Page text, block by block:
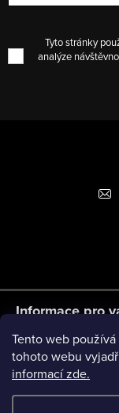
Tento web
tohoto webu
informací zde.
Tyto stránky
analýze
Informace pro
Blog
Novinky